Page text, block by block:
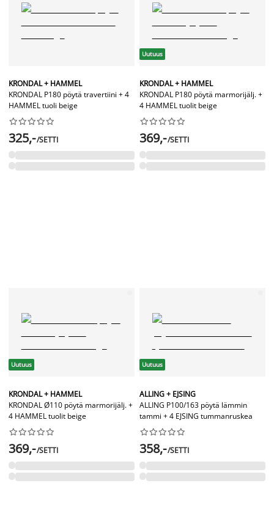
KRONDAL + HAMMEL
KRONDAL P180 pöytä travertiini + 4
HAMMEL tuoli beige






325,-/SETTI
Uutuus
KRONDAL + HAMMEL
KRONDAL P180 pöytä marmorijälj. +
4 HAMMEL tuolit beige






369,-/SETTI
Uutuus
KRONDAL + HAMMEL
KRONDAL Ø110 pöytä marmorijälj. +
4 HAMMEL tuolit beige






369,-/SETTI
Uutuus
ALLING + EJSING
ALLING P100/163 pöytä lämmin
tammi + 4 EJSING tummanruskea






358,-/SETTI